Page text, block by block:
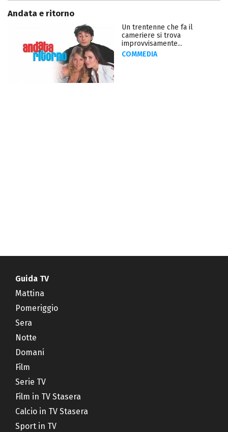
Andata e ritorno
Un trentenne che fa il
cameriere si trova
improvvisamente...
COMMEDIA
Guida TV
Mattina
Pomeriggio
Sera
Notte
Domani
Film
Serie TV
Film in TV Stasera
Calcio in TV Stasera
Sport in TV